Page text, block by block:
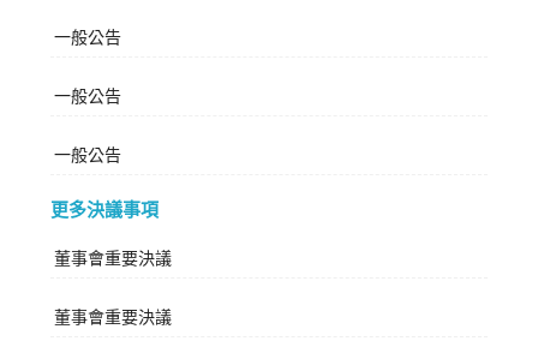
一般公告
一般公告
一般公告
更多決議事項
董事會重要決議
董事會重要決議